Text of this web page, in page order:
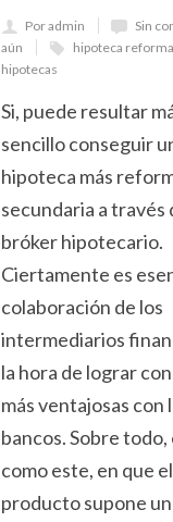
Por admin
Sin
aún
hipoteca reforma
hipotecas
Si, puede resultar
sencillo conseguir
hipoteca más
secundaria a través
bróker hipotecario.
Ciertamente es
colaboración de los
intermediarios
la hora de lograr
más ventajosas con
bancos. Sobre todo,
como este, en que el
producto supone